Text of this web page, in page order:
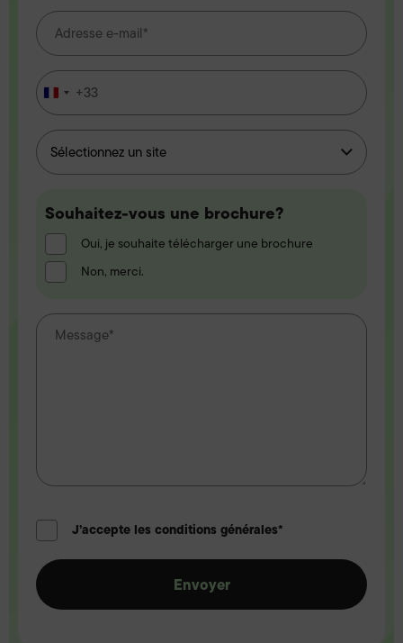
France
+33
+33
Souhaitez-
vous
une
brochure?
Oui, je souhaite télécharger une brochure
Non, merci.
Souhaitez-vous une brochure?
J’accepte les conditions générales*